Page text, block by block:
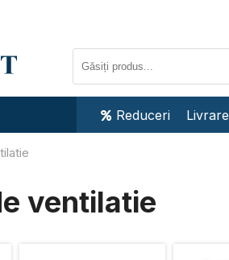
Reduceri Livrare
ventilatie